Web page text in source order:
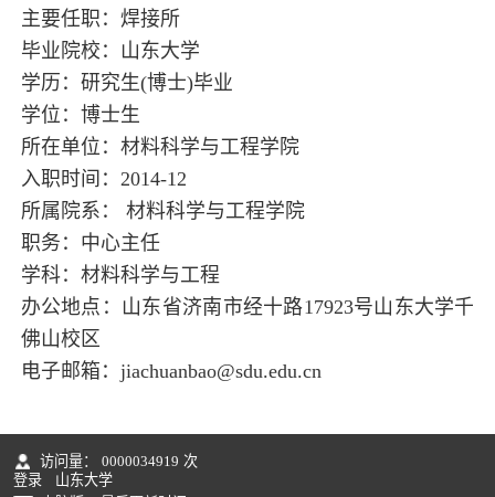
主要任职：焊接所
毕业院校：山东大学
学历：研究生(博士)毕业
学位：博士生
所在单位：材料科学与工程学院
入职时间：2014-12
所属院系： 材料科学与工程学院
职务：中心主任
学科：材料科学与工程
办公地点：山东省济南市经十路17923号山东大学千
佛山校区
电子邮箱： jiachuanbao@sdu.edu.cn
访问量： 0000034919 次
登录
山东大学